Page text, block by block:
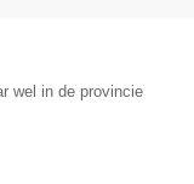
wel in de provincie